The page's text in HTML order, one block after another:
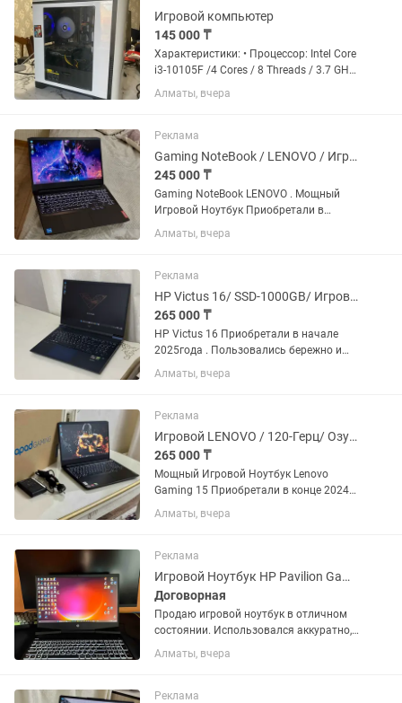
Игровой компьютер
145 000 ₸
Характеристики: • Процессор: Intel Core
i3-10105F /4 Cores / 8 Threads / 3.7 GHz
• Материнская карта: ASRock H410-HVS
• ОЗУ: 16GB • Видеокарта: RX 570 4GB
Хорошо...
Алматы, вчера
Реклама
Gaming NoteBook / LENOVO / Игровой / 120Герц Экран/ RTX
245 000 ₸
Gaming NoteBook LENOVO . Мощный
Игровой Ноутбук Приобретали в
начале 2025года . 120Герц Экран 15,6
Дюймов Full HD 11th Gen intel(R)
Алматы, вчера
Реклама
HP Victus 16/ SSD-1000GB/ Игровой ТОП/ Ноутбук Gaming
265 000 ₸
HP Victus 16 Приобретали в начале
2025года . Пользовались бережно и
аккуратно. Состояние ноутбука
отличное Игровой ТОП. 16:Дюймовый
Алматы, вчера
Реклама
Игровой LENOVO / 120-Герц/ Озу-16/RTX-3050/ Gaming
265 000 ₸
Мощный Игровой Ноутбук Lenovo
Gaming 15 Приобретали в конце 2024г.
Пользовались бережно и аккуратно.
Состояние Идеал . 120Герц Экран (15,6
Алматы, вчера
Реклама
Игровой Ноутбук HP Pavilion Gaming 15-dk0xxx (16GB RAM /1TB SSD / GTX 1650)
Договорная
Продаю игровой ноутбук в отличном
состоянии. Использовался аккуратно,
без падений и повреждений.
Характеристики: • Процессор: Intel Core
GHz) • Видеокарта:...
Алматы, вчера
Реклама